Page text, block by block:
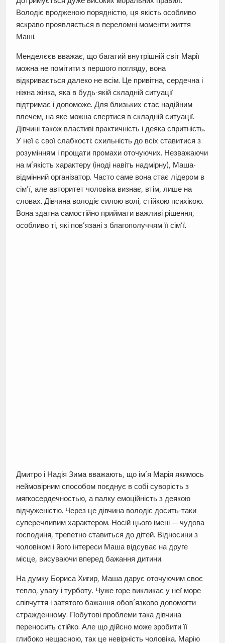
Володіє вродженою порядністю, ця якість особливо
яскраво проявляється в переломні моменти життя
Маші.
Менделєєв вважає, що багатий внутрішній світ Марії
можна не помітити з першого погляду, вона
відкривається далеко не всім. Це привітна, сердечна і
ніжна жінка, яка в будь-якій складній ситуації
підтримає і допоможе. Для близьких стає надійним
плечем, на яке можна спертися в складній ситуації.
Дівчині також властиві практичність і деяка спритність.
У неї є свої слабкості: схильність до всіх ставитися з
розумінням і прощати промахи оточуючих. Незважаючи
на м’якість характеру (іноді навіть надмірну), Маша-
відмінний організатор. Часто саме вона стає лідером в
сім’ї, але авторитет чоловіка визнає, втім, лише на
словах. Дівчина володіє силою волі, стійкою психікою.
Вона здатна самостійно приймати важливі рішення,
особливо ті, які пов’язані з благополуччям її сім’ї.
Дмитро і Надія Зима вважають, що ім’я Марія якимось
неймовірним способом поєднує в собі суворість з
мягкосердечностью, а палку емоційність з деякою
відчуженістю. Через це дівчина володіє досить-таки
суперечливим характером. Носій цього імені — чудова
господиня, трепетно ставиться до дітей. Відносини з
чоловіком і його інтереси Маша відсуває на друге
місце, висуваючи вперед бажання дитини.
На думку Бориса Хигир, Маша дарує оточуючим своє
тепло, увагу і турботу. Чуже горе викликає у неї море
співчуття і затятого бажання обов’язково допомогти
стражденному. Побутові проблеми така дівчина
переносить стійко. Але що дійсно може зробити її
глибоко нещасною, так це невірність чоловіка. Марію